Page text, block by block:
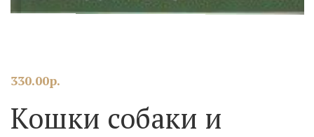
330.00р.
Кошки собаки и